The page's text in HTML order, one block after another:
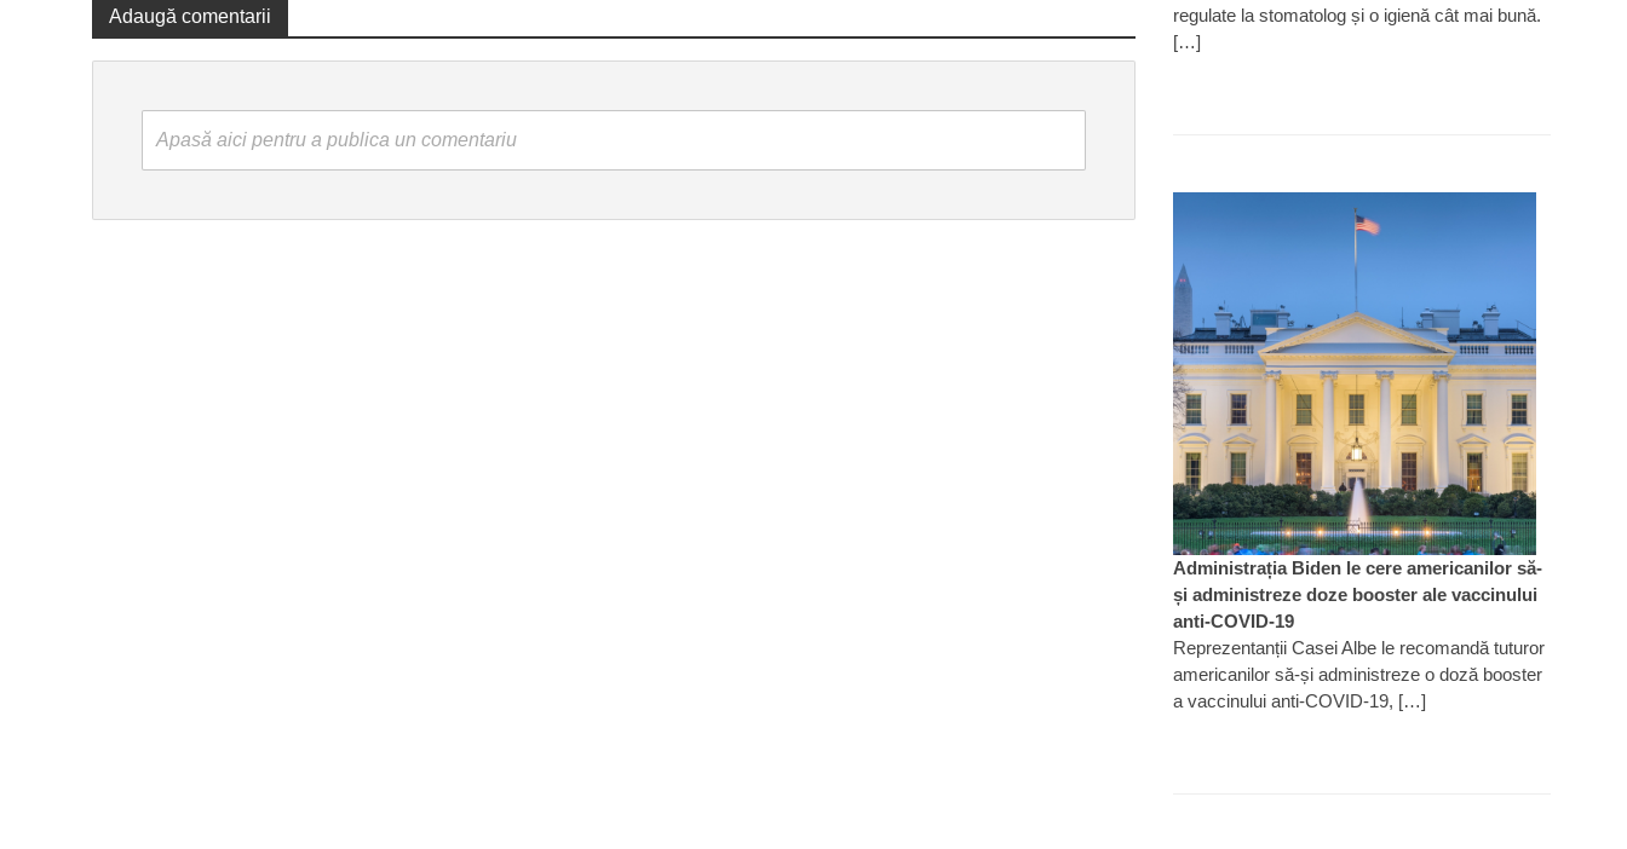
Adaugă comentarii
Apasă aici pentru a publica un comentariu
regulate la stomatolog și o igienă cât mai bună.
[…]
Administrația Biden le cere americanilor să-
și administreze doze booster ale vaccinului
anti-COVID-19
Reprezentanții Casei Albe le recomandă tuturor
americanilor să-și administreze o doză booster
a vaccinului anti-COVID-19, […]